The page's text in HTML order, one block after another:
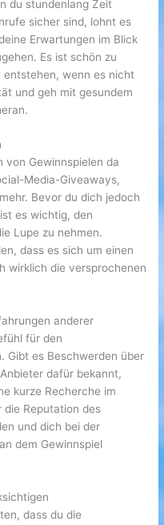
du stundenlang Zeit
sicher sind, lohnt es
Erwartungen im Blick
Es ist schön zu
entstehen, wenn es nicht
und geh mit gesundem
von Gewinnspielen da
Media-Giveaways,
Bevor du dich jedoch
es wichtig, den
Lupe zu nehmen.
dass es sich um einen
wirklich die versprochenen
anderer
für den
Gibt es Beschwerden über
dafür bekannt,
kurze Recherche im
die Reputation des
und dich bei der
dem Gewinnspiel
dass du die